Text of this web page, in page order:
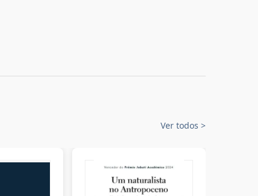
Ver todos >